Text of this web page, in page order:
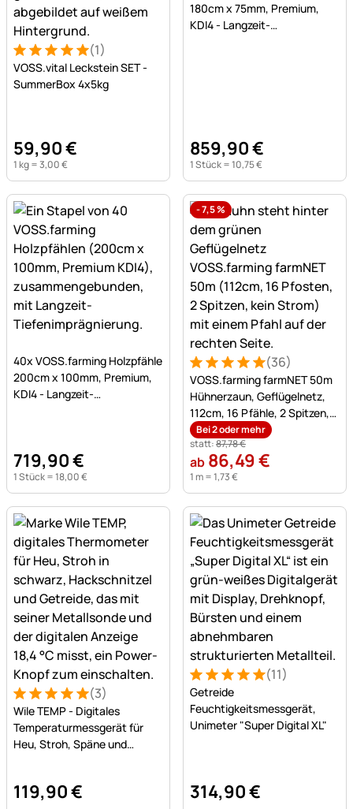
Bewertung: 5 von 5 (1 Bewertungen)
1 Bewertung (1)
VOSS.vital Leckstein SET -
SummerBox 4x5kg
59,90€
1 kg =3,00€
180cm x 75mm, Premium,
KDI4 - Langzeit-
859,90€
1 Stück =10,75€
Noch keine Bewertungen abgegeben
40x VOSS.farming Holzpfähle
200cm x 100mm, Premium,
KDI4 - Langzeit-
719,90€
1 Stück =18,00€
-7,5%
Bewertung: 5 von 5 (36
36 Bewertungen
(36)
VOSS.farming farmNET 50m
Hühnerzaun, Geflügelnetz,
112cm, 16 Pfähle, 2 Spitzen,
grün, ohne Strom
Bei 2 oder mehr
statt:87,78€
ab 86,49€
1 m =1,73€
Bewertung: 5 von 5 (3 Bewertungen)
3 Bewertungen
(3)
Wile TEMP - Digitales
Temperaturmessgerät für
Heu, Stroh, Späne und
119,90€
Bewertung: 5 von 5 (11
11 Bewertungen
(11)
Getreide
Feuchtigkeitsmessgerät,
Unimeter "Super Digital XL"
314,90€